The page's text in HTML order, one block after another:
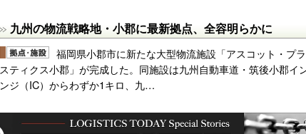
九州の物流戦略地・小郡に最新拠点、全容明らかに
福岡県小郡市に新たな大型物流施設「アスコット・プ
スティクス小郡」が完成した。同施設は九州自動車道・筑後小郡イ
ンジ（IC）からわずか1キロ、九…